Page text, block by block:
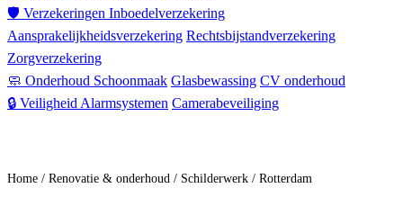
🛡 Verzekeringen Inboedelverzekering
Aansprakelijkheidsverzekering Rechtsbijstandverzekering
Zorgverzekering
🧼 Onderhoud Schoonmaak Glasbewassing CV onderhoud
🔒 Veiligheid Alarmsystemen Camerabeveiliging
Home / Renovatie & onderhoud / Schilderwerk / Rotterdam